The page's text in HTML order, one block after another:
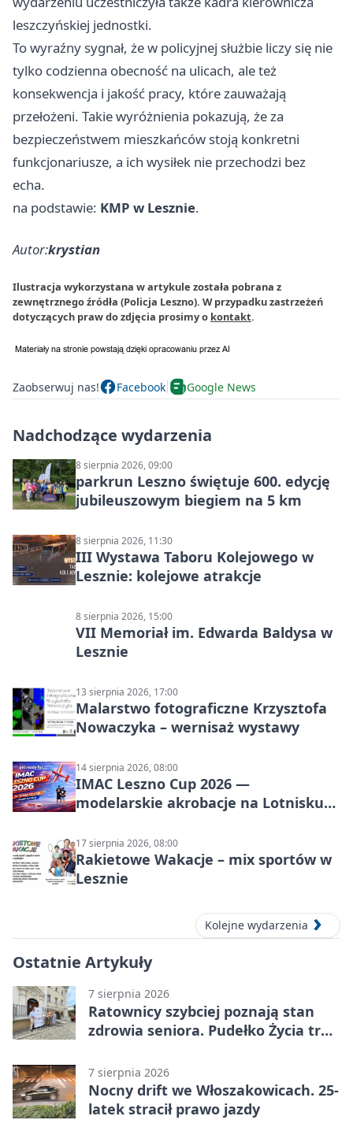
leszczyńskiej jednostki.
To wyraźny sygnał, że w policyjnej służbie liczy się nie
tylko codzienna obecność na ulicach, ale też
konsekwencja i jakość pracy, które zauważają
przełożeni. Takie wyróżnienia pokazują, że za
bezpieczeństwem mieszkańców stoją konkretni
funkcjonariusze, a ich wysiłek nie przechodzi bez
echa.
na podstawie: KMP w Lesznie.
Autor:krystian
Ilustracja wykorzystana w artykule została pobrana z
zewnętrznego źródła (Policja Leszno). W przypadku zastrzeżeń
dotyczących praw do zdjęcia prosimy o kontakt.
Zaobserwuj nas! Facebook Google News
Nadchodzące wydarzenia
8 sierpnia 2026, 09:00
parkrun Leszno świętuje 600. edycję
jubileuszowym biegiem na 5 km
8 sierpnia 2026, 11:30
III Wystawa Taboru Kolejowego w
Lesznie: kolejowe atrakcje
8 sierpnia 2026, 15:00
VII Memoriał im. Edwarda Baldysa w
Lesznie
13 sierpnia 2026, 17:00
Malarstwo fotograficzne Krzysztofa
Nowaczyka – wernisaż wystawy
14 sierpnia 2026, 08:00
IMAC Leszno Cup 2026 —
modelarskie akrobacje na Lotnisku
17 sierpnia 2026, 08:00
Rakietowe Wakacje – mix sportów w
Lesznie
Kolejne wydarzenia
Ostatnie Artykuły
7 sierpnia 2026
Ratownicy szybciej poznają stan
zdrowia seniora. Pudełko Życia trafi
7 sierpnia 2026
Nocny drift we Włoszakowicach. 25-
latek stracił prawo jazdy